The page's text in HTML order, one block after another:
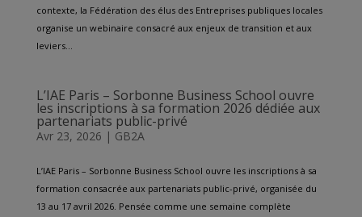
contexte, la Fédération des élus des Entreprises publiques locales
organise un webinaire consacré aux enjeux de transition et aux
leviers...
L’IAE Paris – Sorbonne Business School ouvre
les inscriptions à sa formation 2026 dédiée aux
partenariats public-privé
Avr 23, 2026 | GB2A
L’IAE Paris – Sorbonne Business School ouvre les inscriptions à sa
formation consacrée aux partenariats public-privé, organisée du
13 au 17 avril 2026. Pensée comme une semaine complète